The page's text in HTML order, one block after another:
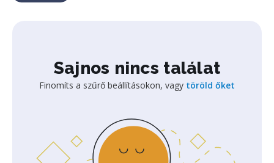
Sajnos nincs találat
Finomíts a szűrő beállításokon, vagy töröld őket